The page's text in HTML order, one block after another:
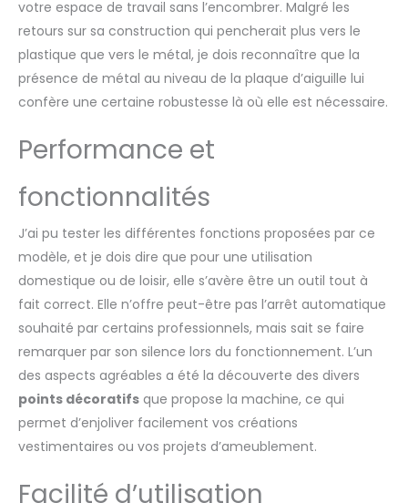
votre espace de travail sans l’encombrer. Malgré les
retours sur sa construction qui pencherait plus vers le
plastique que vers le métal, je dois reconnaître que la
présence de métal au niveau de la plaque d’aiguille lui
confère une certaine robustesse là où elle est nécessaire.
Performance et
fonctionnalités
J’ai pu tester les différentes fonctions proposées par ce
modèle, et je dois dire que pour une utilisation
domestique ou de loisir, elle s’avère être un outil tout à
fait correct. Elle n’offre peut-être pas l’arrêt automatique
souhaité par certains professionnels, mais sait se faire
remarquer par son silence lors du fonctionnement. L’un
des aspects agréables a été la découverte des divers
points décoratifs que propose la machine, ce qui
permet d’enjoliver facilement vos créations
vestimentaires ou vos projets d’ameublement.
Facilité d’utilisation